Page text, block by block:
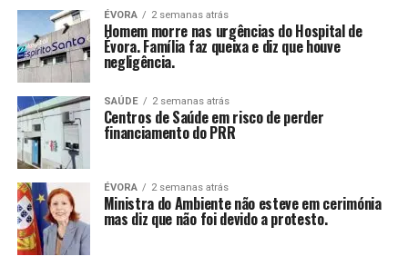
ÉVORA 2 semanas atrás
Homem morre nas urgências do Hospital de
Évora. Família faz queixa e diz que houve
negligência.
SAÚDE 2 semanas atrás
Centros de Saúde em risco de perder
financiamento do PRR
ÉVORA 2 semanas atrás
Ministra do Ambiente não esteve em cerimónia
mas diz que não foi devido a protesto.